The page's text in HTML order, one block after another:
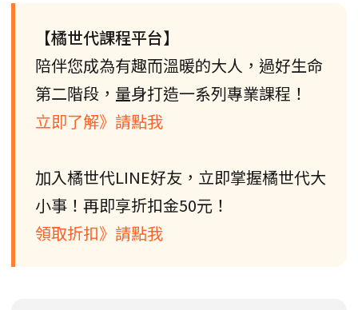
【橘世代課程平台】
陪伴您成為有趣而溫暖的大人，過好生命
第二階段，量身打造一系列專業課程！
立即了解》請點我
加入橘世代LINE好友，立即掌握橘世代大
小事！再即享折扣金50元！
領取折扣》請點我